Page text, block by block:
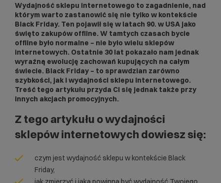
Wydajność sklepu internetowego to zagadnienie, nad
którym warto zastanowić się nie tylko w kontekście
Black Friday. Ten pojawił się w latach 90. w USA jako
święto zakupów offline. W tamtych czasach bycie
offline było normalne – nie było wielu sklepów
internetowych. Ostatnie 30 lat pokazało nam jednak
wyraźną ewolucję zachowań kupujących na całym
świecie. Black Friday – to sprawdzian zarówno
szybkości, jak i wydajności sklepu internetowego.
Treść tego artykułu przyda Ci się jednak także przy
innych akcjach promocyjnych.
Z tego artykułu o wydajności
sklepów internetowych dowiesz się:
czym jest wydajność sklepu w kontekście Black
Friday,